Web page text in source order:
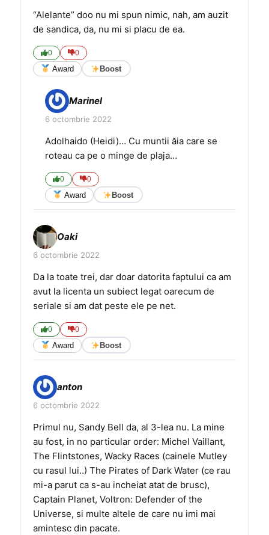
“Alelante” doo nu mi spun nimic, nah, am auzit
de sandica, da, nu mi si placu de ea.
0 0
Award Boost
Marinel
6 octombrie 2022
Adolhaido (Heidi)… Cu muntii ăia care se
roteau ca pe o minge de plaja…
0 0
Award Boost
Oaki
6 octombrie 2022
Da la toate trei, dar doar datorita faptului ca am
avut la licenta un subiect legat oarecum de
seriale si am dat peste ele pe net.
0 0
Award Boost
anton
6 octombrie 2022
Primul nu, Sandy Bell da, al 3-lea nu. La mine
au fost, in no particular order: Michel Vaillant,
The Flintstones, Wacky Races (cainele Mutley
cu rasul lui..) The Pirates of Dark Water (ce rau
mi-a parut ca s-au incheiat atat de brusc),
Captain Planet, Voltron: Defender of the
Universe, si multe altele de care nu imi mai
amintesc din pacate.